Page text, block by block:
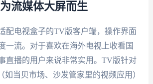
流媒体大屏而生
配电视盒子的TV版客户端，操作界面
一流。对于喜欢在海外电视上收看国
直播的用户来说非常实用。TV版针对
如当贝市场、沙发管家里的视频应用）